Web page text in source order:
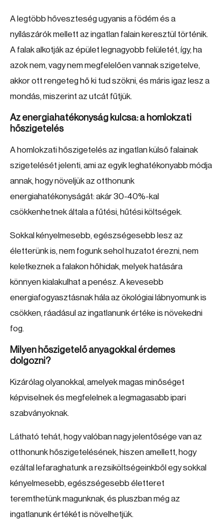
A legtöbb hőveszteség ugyanis a födém és a
nyílászárók mellett az ingatlan falain keresztül történik.
A falak alkotják az épület legnagyobb felületét, így, ha
azok nem, vagy nem megfelelően vannak szigetelve,
akkor ott rengeteg hő ki tud szökni, és máris igaz lesz a
mondás, miszerint az utcát fűtjük.
Az energiahatékonyság kulcsa: a homlokzati
hőszigetelés
A homlokzati hőszigetelés az ingatlan külső falainak
szigetelését jelenti, ami az egyik leghatékonyabb módja
annak, hogy növeljük az otthonunk
energiahatékonyságát: akár 30-40%-kal
csökkenhetnek általa a fűtési, hűtési költségek.
Sokkal kényelmesebb, egészségesebb lesz az
életterünk is, nem fogunk sehol huzatot érezni, nem
keletkeznek a falakon hőhidak, melyek hatására
könnyen kialakulhat a penész. A kevesebb
energiafogyasztásnak hála az ökológiai lábnyomunk is
csökken, ráadásul az ingatlanunk értéke is növekedni
fog.
Milyen hőszigetelő anyagokkal érdemes
dolgozni?
Kizárólag olyanokkal, amelyek magas minőséget
képviselnek és megfelelnek a legmagasabb ipari
szabványoknak.
Látható tehát, hogy valóban nagy jelentősége van az
otthonunk hőszigetelésének, hiszen amellett, hogy
ezáltal lefaraghatunk a rezsiköltségeinkből egy sokkal
kényelmesebb, egészségesebb életteret
teremthetünk magunknak, és pluszban még az
ingatlanunk értékét is növelhetjük.